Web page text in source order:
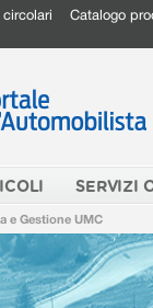
Catalogo
SERVIZI
e Gestione UMC